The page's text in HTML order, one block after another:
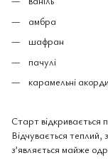
амбра
шафран
пачулі
карамельні акорди
Старт
Відчувається теплий,
з’являється майже